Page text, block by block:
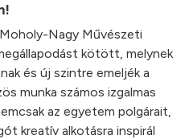
Nagy Művészeti
kötött, melynek
és új szintre emeljék a
munka számos izgalmas
az egyetem polgárait,
kreatív alkotásra inspirál